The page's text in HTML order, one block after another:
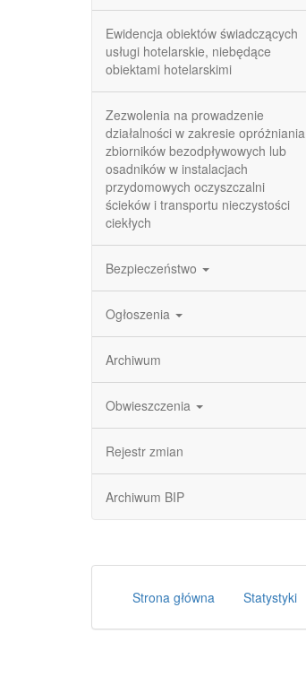
Ewidencja obiektów świadczących
usługi hotelarskie, niebędące
obiektami hotelarskimi
Zezwolenia na prowadzenie
działalności w zakresie opróżniania
zbiorników bezodpływowych lub
osadników w instalacjach
przydomowych oczyszczalni
ścieków i transportu nieczystości
ciekłych
Bezpieczeństwo
Ogłoszenia
Archiwum
Obwieszczenia
Rejestr zmian
Archiwum BIP
Strona główna Statystyki